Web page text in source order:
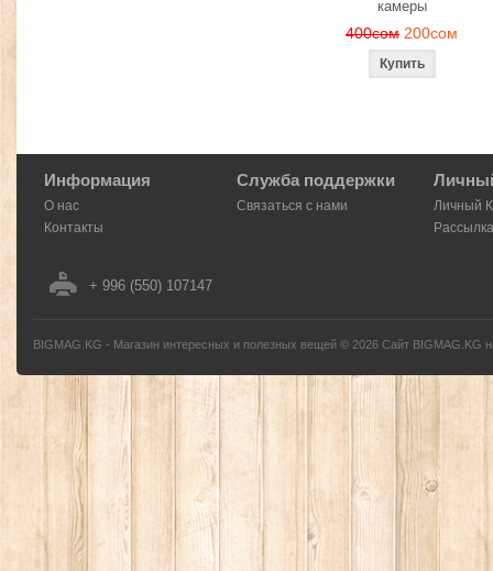
камеры
400сом 200сом
Информация
О нас
Контакты
Служба поддержки
Связаться с нами
Личный
Рассылка
+ 996 (550) 107147
BIGMAG.KG - Магазин интересных и полезных вещей © 2026 Сайт BIGMAG.KG
без письменного разрешения автора - запрещено, и будет преследоваться по